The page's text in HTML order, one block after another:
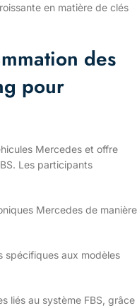
en matière de clés
des
pour
Mercedes et offre
Les participants
Mercedes de manière
spécifiques aux modèles
liés au système FBS, grâce